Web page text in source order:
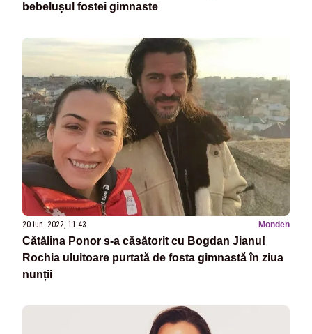
bebelușul fostei gimnaste
20 iun. 2022, 11:43 Monden
Cătălina Ponor s-a căsătorit cu Bogdan Jianu!
Rochia uluitoare purtată de fosta gimnastă în ziua
nunții